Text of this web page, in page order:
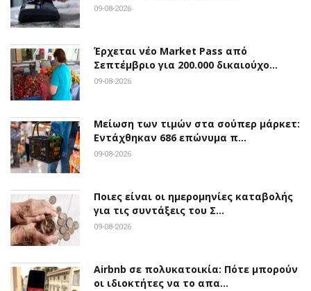
09-08-2026
Έρχεται νέο Market Pass από
Σεπτέμβριο για 200.000 δικαιούχο…
09-08-2026
Μείωση των τιμών στα σούπερ μάρκετ:
Εντάχθηκαν 686 επώνυμα π…
09-08-2026
Ποιες είναι οι ημερομηνίες καταβολής
για τις συντάξεις του Σ…
09-08-2026
Airbnb σε πολυκατοικία: Πότε μπορούν
οι ιδιοκτήτες να το απα…